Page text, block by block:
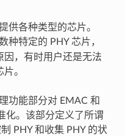
供各种类型的芯片。
种特定的 PHY 芯片，
因，有时用户还是无法
。
功能部分对 EMAC 和
化。该部分定义了所谓
PHY 和收集 PHY 的状